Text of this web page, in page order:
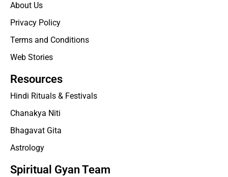
About Us
Privacy Policy
Terms and Conditions
Web Stories
Resources
Hindi Rituals & Festivals
Chanakya Niti
Bhagavat Gita
Astrology
Spiritual Gyan Team